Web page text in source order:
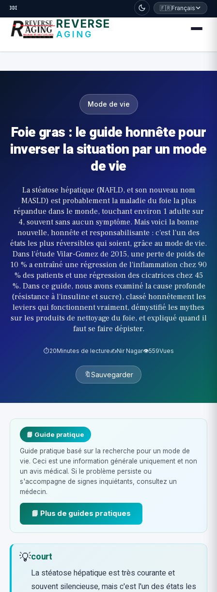
דלג לתוכן הראשי
🧬 🇫🇷Français
REVERSE
AGING
Mode de vie
Foie gras : le guide honnête pour
inverser la situation par un mode
de vie
La stéatose hépatique (NAFLD, et son nouveau nom
MASLD) est probablement la maladie du foie la plus
répandue dans le monde, touchant environ 1 adulte sur
4, souvent sans aucun symptôme. Mais voici la bonne
nouvelle, honnête et responsabilisante : c'est l'un des
états les plus réversibles qui soient, grâce au mode de vie.
Dans l'étude Vilar-Gomez de 2015, une perte de poids de
10 % a entraîné une régression de l'inflammation chez 90
% des patients et une régression des cicatrices chez 45
%. Dans ce guide, nous avons examiné la cause profonde
(résistance à l'insuline et sucre), classé honnêtement les
leviers qui fonctionnent vraiment, démystifié les mythes
sur les produits de nettoyage du foie, et expliqué quand il
faut se faire dépister.
⏱️20Minutes de lecture✍️Nir Nagar👁️559Vues
🔖Sauvegarder
📘 Guide pratique
Guide pratique basé sur la recherche pour un mode de
vie. Ceci est une information générale uniquement et non
un avis médical. Si le problème persiste ou
s'accompagne de signes inquiétants, consultez un
médecin.
📘 Plus de guides pratiques
💡court
La stéatose hépatique est très courante et
souvent silencieuse, mais c'est l'un des états les